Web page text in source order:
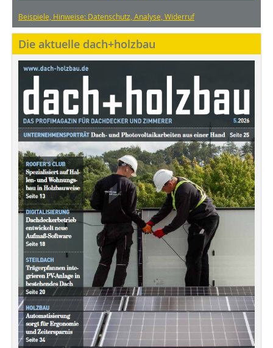
Beispiele, Hinweise: Datenschutz, Analyse, Widerruf
Die aktuelle dach+holzbau